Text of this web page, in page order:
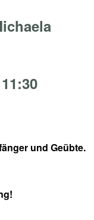
11:30
und Geübte.